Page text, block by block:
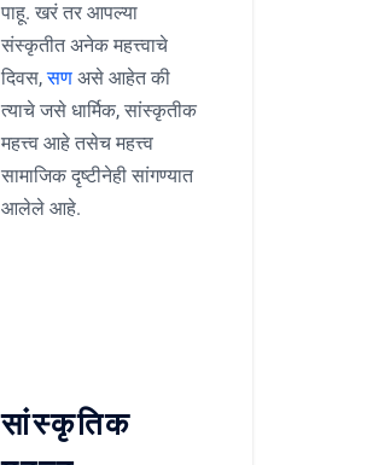
पाहू. खरं तर आपल्या
संस्कृतीत अनेक महत्त्वाचे
दिवस,सण असे आहेत की
त्याचे जसे धार्मिक, सांस्कृतीक
महत्त्व आहे तसेच महत्त्व
सामाजिक दृष्टीनेही सांगण्यात
आलेले आहे.
सांस्कृतिक